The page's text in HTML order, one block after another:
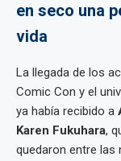
en seco una
vida
La llegada de los
Comic Con y el
ya había recibido a
Karen Fukuhara,
quedaron entre